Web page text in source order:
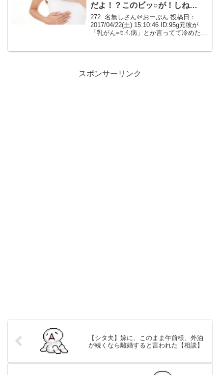
だよ！？このビッ○が！しね
や！」とキレ出した
272: 名無しさん＠おーぷん 投稿日：
2017/04/22(土) 15:10:46 ID:95g元彼が
「乳がん=ｾ.ｲ.病」とか言ってて冷めた学
スポンサーリンク
【シタ夫】嫁に、このまま午前様、外泊
が続くなら離婚すると言われた【相談】